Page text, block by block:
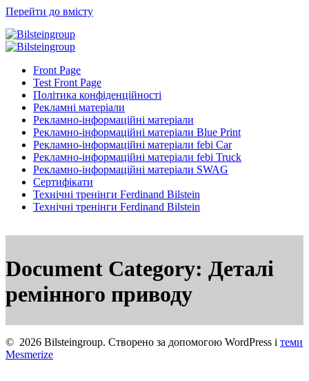
Перейти до вмісту
Front Page
Test Front Page
Політика конфіденційності
Рекламні матеріали
Рекламно-інформаційні матеріали
Рекламно-інформаційні матеріали Blue Print
Рекламно-інформаційні матеріали febi Car
Рекламно-інформаційні матеріали febi Truck
Рекламно-інформаційні матеріали SWAG
Сертифікати
Технічні тренінги Ferdinand Bilstein
Технічні тренінги Ferdinand Bilstein
Document Category: Деталі
ремінного приводу
© 2026 Bilsteingroup. Створено за допомогою WordPress і теми
Mesmerize